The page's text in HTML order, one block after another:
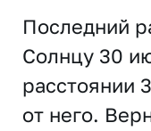
Последний
Солнцу 30
расстоянии
от него.